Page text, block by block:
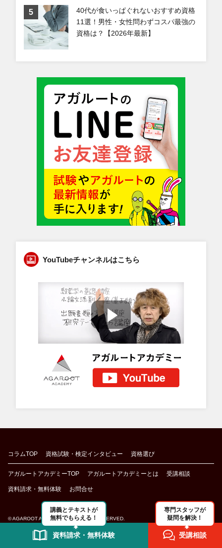
40代が食いっぱぐれないおすすめ資格
11選！男性・女性問わずコスパ最強の
資格は？【2026年最新】
YouTubeチャンネルはこちら
コラムTOP 資格試験・検定インタビュー 資格選び
アガルートアカデミーTOP アガルートアカデミーとは 受講相談
資料請求・無料体験 お問合せ
© AGAROOT ACADEMY ALL RIGHTS RESERVED.
講義とテキストが
無料でもらえる！
資料請求・無料体験
専門スタッフが
疑問を解決！
受講相談